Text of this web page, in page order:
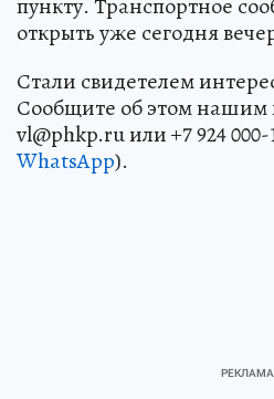
пункту. Транспортное
открыть уже сегодня
Стали свидетелем
Сообщите об этом нашим
vl@phkp.ru или +7 924 000-
WhatsApp).